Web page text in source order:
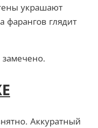
украшают
фарангов глядит
замечено.
Аккуратный